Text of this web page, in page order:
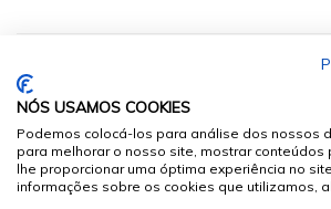
NÓS USAMOS COOKIES
Podemos colocá-los para análise dos nossos
para melhorar o nosso site, mostrar
lhe proporcionar uma óptima experiência no
informações sobre os cookies que utilizamos,